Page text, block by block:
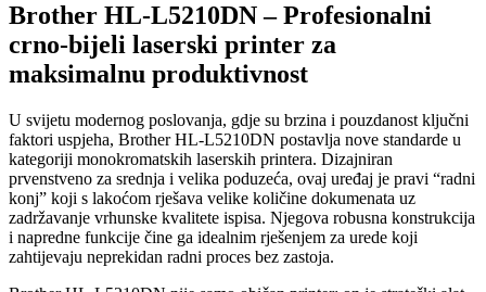
Brother HL-L5210DN – Profesionalni
crno-bijeli laserski printer za
maksimalnu produktivnost
U svijetu modernog poslovanja, gdje su brzina i pouzdanost ključni
faktori uspjeha, Brother HL-L5210DN postavlja nove standarde u
kategoriji monokromatskih laserskih printera. Dizajniran
prvenstveno za srednja i velika poduzeća, ovaj uređaj je pravi “radni
konj” koji s lakoćom rješava velike količine dokumenata uz
zadržavanje vrhunske kvalitete ispisa. Njegova robusna konstrukcija
i napredne funkcije čine ga idealnim rješenjem za urede koji
zahtijevaju neprekidan radni proces bez zastoja.